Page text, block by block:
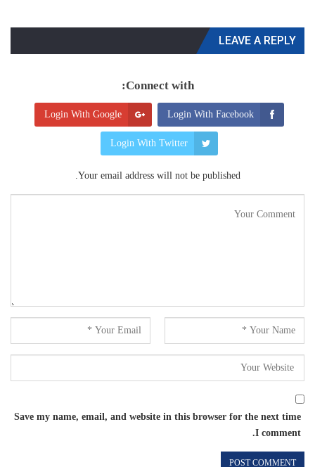
LEAVE A REPLY
Connect with:
Login With Facebook
Login With Google
Login With Twitter
Your email address will not be published.
Save my name, email, and website in this browser for the next time
I comment.